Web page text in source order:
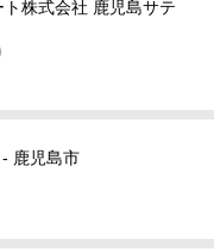
株式会社 鹿児島サテ
鹿児島市